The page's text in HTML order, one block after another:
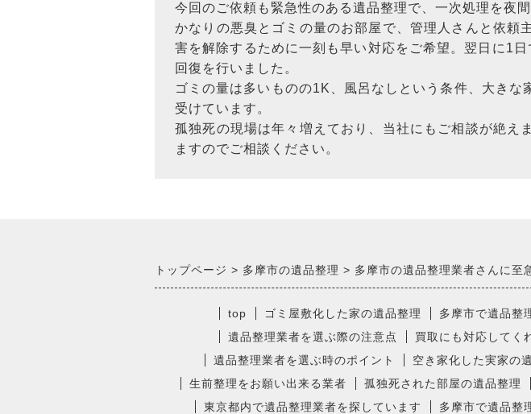
今回のご依頼も緊急性のある遺品整理で、一次処理を夜間
かなりの悪臭とゴミの量のお部屋で、管理人さんと依頼
害を解除するために一刻も早い対応をご希望。翌日に1
回復を行いました。
ゴミの量は多いものの1K、風呂なしという条件、大き
受けています。
孤独死の現場は年々増えており、当社にもご相談が絶え
ますのでご相談ください。
トップページ 多摩市の遺品整理 多摩市の遺品整理業者さんに至
top ゴミ屋敷化した家の遺品整理 多摩市で遺品整
遺品整理業者を選ぶ際の注意点
買取にも対応してく
遺品整理業者を選ぶ時のポイント
空き家化した実家の
生前整理をお願い出来る業者
孤独死された部屋の遺品整理
東京都内で遺品整理業者を探しています
多摩市で遺品整